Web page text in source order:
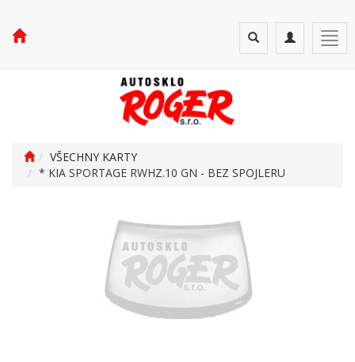
Toggle
navigation
Toggle
search
VŠECHNY KARTY
* KIA SPORTAGE RWHZ.10 GN - BEZ SPOJLERU